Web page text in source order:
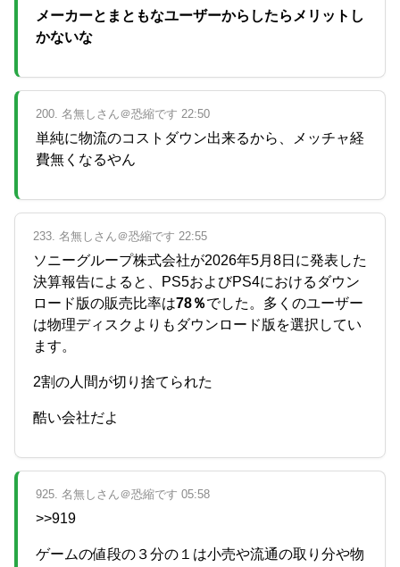
メーカーとまともなユーザーからしたらメリットし
かないな
200. 名無しさん＠恐縮です 22:50
単純に物流のコストダウン出来るから、メッチャ経
費無くなるやん
233. 名無しさん＠恐縮です 22:55
ソニーグループ株式会社が2026年5月8日に発表した
決算報告によると、PS5およびPS4におけるダウン
ロード版の販売比率は78％でした。多くのユーザー
は物理ディスクよりもダウンロード版を選択してい
ます。
2割の人間が切り捨てられた
酷い会社だよ
925. 名無しさん＠恐縮です 05:58
>>919
ゲームの値段の３分の１は小売や流通の取り分や物